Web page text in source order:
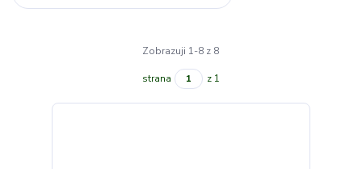
Zobrazuji 1-8 z 8
strana z 1